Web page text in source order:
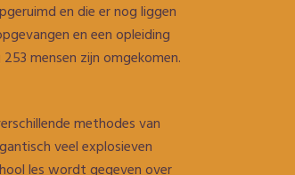
en die er nog liggen
en een opleiding
mensen zijn omgekomen.
methodes van
veel explosieven